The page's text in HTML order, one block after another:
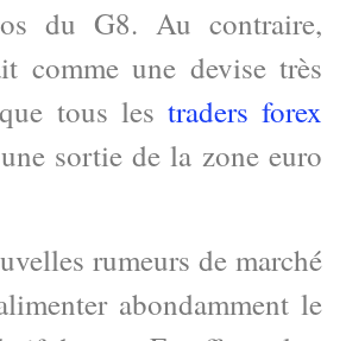
du G8. Au contraire,
comme une devise très
tous les traders forex
sortie de la zone euro
rumeurs de marché
abondamment le